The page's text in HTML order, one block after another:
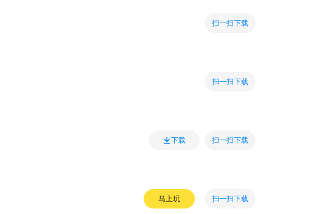
扫一扫下载
扫一扫下载
下载 扫一扫下载
马上玩 扫一扫下载